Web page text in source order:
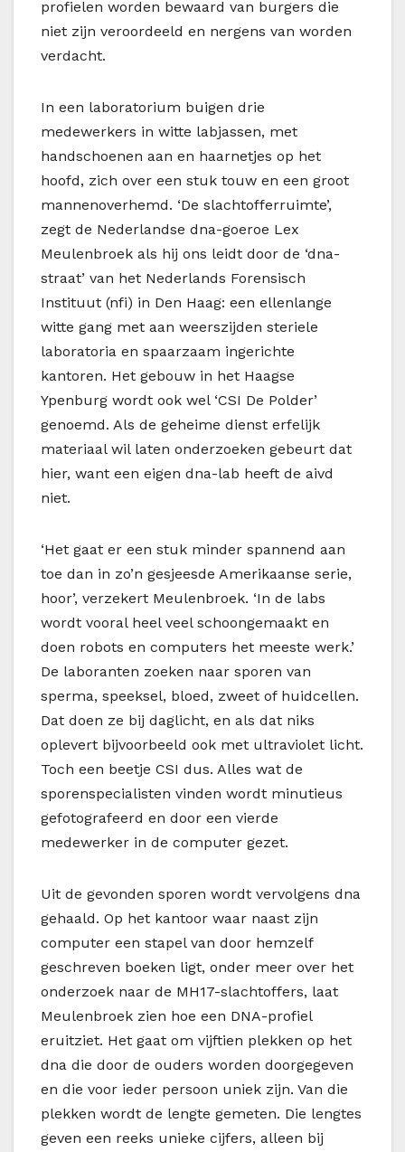
profielen worden bewaard van burgers die
niet zijn veroordeeld en nergens van worden
verdacht.
In een laboratorium buigen drie
medewerkers in witte labjassen, met
handschoenen aan en haarnetjes op het
hoofd, zich over een stuk touw en een groot
mannenoverhemd. ‘De slachtofferruimte’,
zegt de Nederlandse dna-goeroe Lex
Meulenbroek als hij ons leidt door de ‘dna-
straat’ van het Nederlands Forensisch
Instituut (nfi) in Den Haag: een ellenlange
witte gang met aan weerszijden steriele
laboratoria en spaarzaam ingerichte
kantoren. Het gebouw in het Haagse
Ypenburg wordt ook wel ‘CSI De Polder’
genoemd. Als de geheime dienst erfelijk
materiaal wil laten onderzoeken gebeurt dat
hier, want een eigen dna-lab heeft de aivd
niet.
‘Het gaat er een stuk minder spannend aan
toe dan in zo’n gesjeesde Amerikaanse serie,
hoor’, verzekert Meulenbroek. ‘In de labs
wordt vooral heel veel schoongemaakt en
doen robots en computers het meeste werk.’
De laboranten zoeken naar sporen van
sperma, speeksel, bloed, zweet of huidcellen.
Dat doen ze bij daglicht, en als dat niks
oplevert bijvoorbeeld ook met ultraviolet licht.
Toch een beetje CSI dus. Alles wat de
sporenspecialisten vinden wordt minutieus
gefotografeerd en door een vierde
medewerker in de computer gezet.
Uit de gevonden sporen wordt vervolgens dna
gehaald. Op het kantoor waar naast zijn
computer een stapel van door hemzelf
geschreven boeken ligt, onder meer over het
onderzoek naar de MH17-slachtoffers, laat
Meulenbroek zien hoe een DNA-profiel
eruitziet. Het gaat om vijftien plekken op het
dna die door de ouders worden doorgegeven
en die voor ieder persoon uniek zijn. Van die
plekken wordt de lengte gemeten. Die lengtes
geven een reeks unieke cijfers, alleen bij